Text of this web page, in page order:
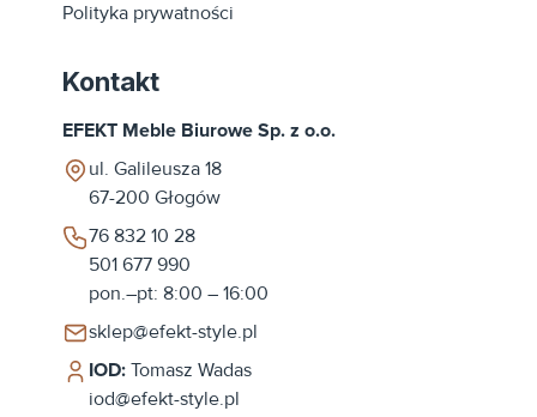
Polityka prywatności
Kontakt
EFEKT Meble Biurowe Sp. z o.o.
ul. Galileusza 18
67-200 Głogów
76 832 10 28
501 677 990
pon.–pt: 8:00 – 16:00
sklep@efekt-style.pl
IOD: Tomasz Wadas
iod@efekt-style.pl